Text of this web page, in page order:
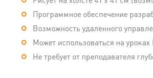
Программное обеспечение
Возможность удаленного
Может использоваться на
Не требует от преподавателя